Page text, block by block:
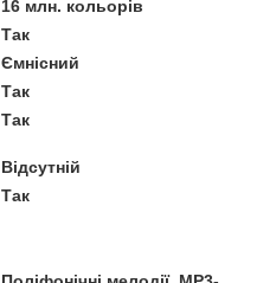
16 млн. кольорів
Так
Ємнісний
Так
Так
Відсутній
Так